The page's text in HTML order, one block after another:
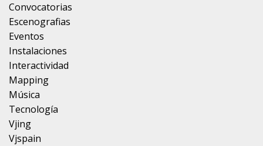
Convocatorias
Escenografias
Eventos
Instalaciones
Interactividad
Mapping
Música
Tecnología
Vjing
Vjspain